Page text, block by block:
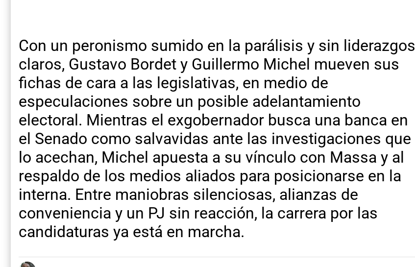
Con un peronismo sumido en la parálisis y sin liderazgos
claros, Gustavo Bordet y Guillermo Michel mueven sus
fichas de cara a las legislativas, en medio de
especulaciones sobre un posible adelantamiento
electoral. Mientras el exgobernador busca una banca en
el Senado como salvavidas ante las investigaciones que
lo acechan, Michel apuesta a su vínculo con Massa y al
respaldo de los medios aliados para posicionarse en la
interna. Entre maniobras silenciosas, alianzas de
conveniencia y un PJ sin reacción, la carrera por las
candidaturas ya está en marcha.